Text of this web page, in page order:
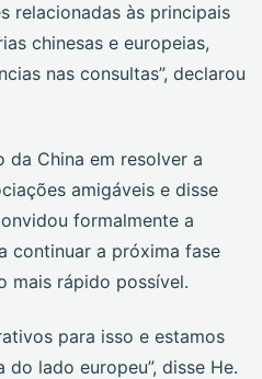
relacionadas às principais
chinesas e europeias,
nas consultas”, declarou
da China em resolver a
amigáveis e disse
formalmente a
continuar a próxima fase
mais rápido possível.
para isso e estamos
lado europeu”, disse He.